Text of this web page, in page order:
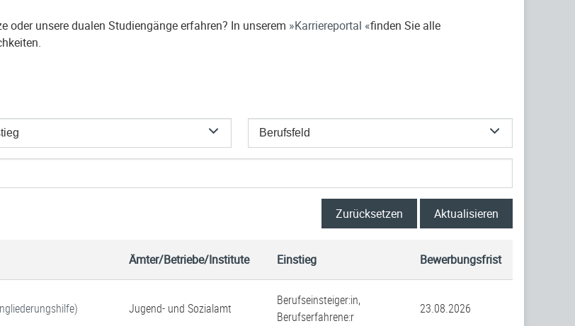
unsere dualen Studiengänge erfahren? In unserem Karriereportal finden Sie alle
Berufsfeld
Zurücksetzen Aktualisieren
Ämter/Betriebe/Institute Einstieg Bewerbungsfrist
Jugend- und Sozialamt
Berufseinsteiger:in,
Berufserfahrene:r
23.08.2026